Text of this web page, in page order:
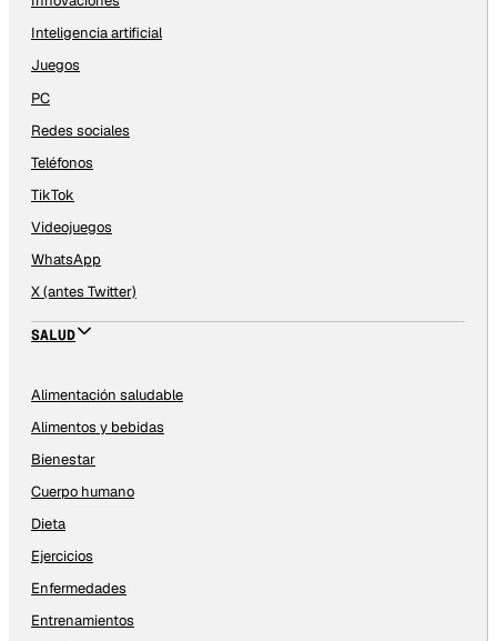
Inteligencia artificial
Juegos
PC
Redes sociales
Teléfonos
TikTok
Videojuegos
WhatsApp
X (antes Twitter)
SALUD
Alimentación saludable
Alimentos y bebidas
Bienestar
Cuerpo humano
Dieta
Ejercicios
Enfermedades
Entrenamientos